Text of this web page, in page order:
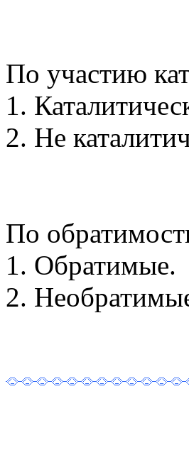
По участию
1.
2. Не
По
1. Обратимые.
2.